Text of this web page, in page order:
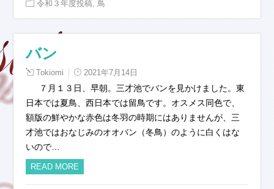
令和３年度投稿 鳥
バン
Tokiomi 2021年7月14日
７月１３日、早朝。三才池でバンを見かけました。東
日本では夏鳥、西日本では留鳥です。オスメス同色で、
額版の鮮やかな赤色は冬羽の時期にはありませんが、三
才池ではおなじみのオオバン（冬鳥）のように白くはな
いので…
READ MORE